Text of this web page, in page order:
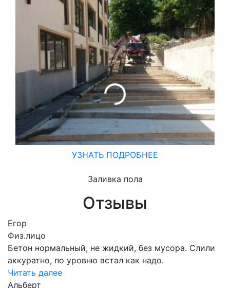
УЗНАТЬ ПОДРОБНЕЕ
Заливка пола
Отзывы
Егор
Физ.лицо
Бетон нормальный, не жидкий, без мусора. Слили
аккуратно, по уровню встал как надо.
Читать далее
Альберт